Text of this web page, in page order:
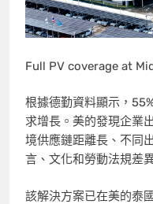
Full PV coverage at
根據德勤資料顯示，
求增長。美的發現企業
境供應鏈距離長、不同
言、文化和勞動法規差
該解決方案已在美的泰